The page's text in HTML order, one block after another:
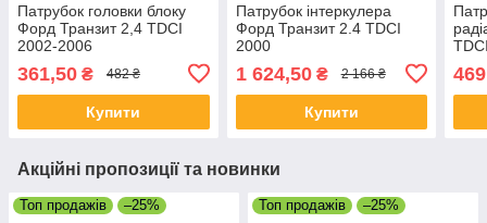
Патрубок головки блоку
Форд Транзит 2,4 TDCI
2002-2006
361,50 ₴ 482 ₴
Купити
Патрубок інтеркулера
Форд Транзит 2.4 TDCI
2000
1 624,50₴ 2 166 ₴
Купити
Акційні пропозиції та новинки
Топ продажів –25% Топ продажів –25%